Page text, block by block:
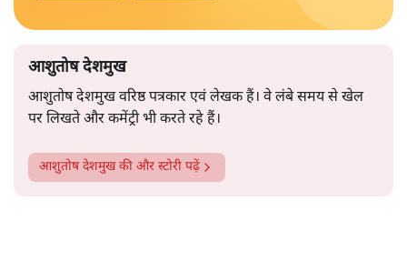
आशुतोष देशमुख
आशुतोष देशमुख वरिष्ठ पत्रकार एवं लेखक हैं। वे लंबे समय से खेल
पर लिखते और कमेंट्री भी करते रहे हैं।
आशुतोष देशमुखकी और स्टोरी पढ़ें